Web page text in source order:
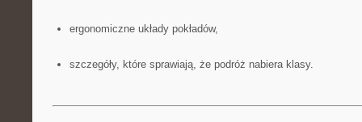
ergonomiczne układy pokładów,
szczegóły, które sprawiają, że podróż nabiera klasy.